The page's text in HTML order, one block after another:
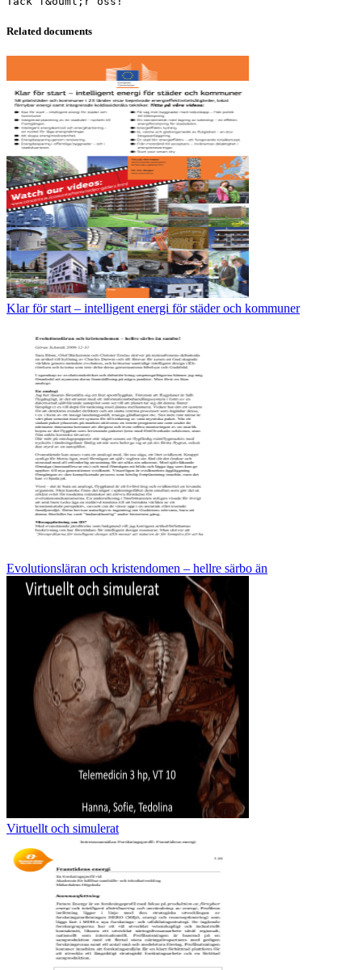
Related documents
Klar för start – intelligent energi för städer och kommuner
Evolutionsläran och kristendomen – hellre särbo än
Virtuellt och simulerat